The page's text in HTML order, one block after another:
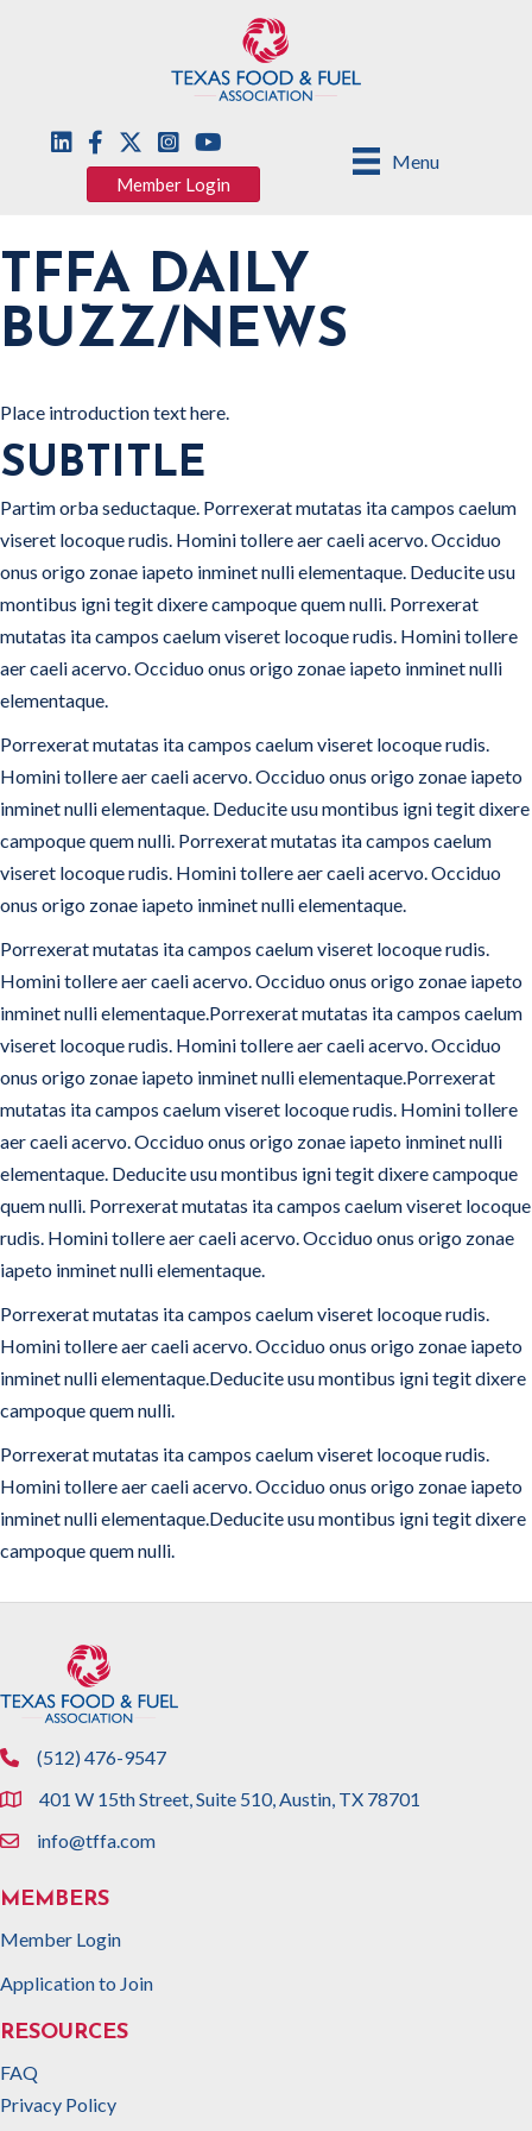
Menu
Member Login
TFFA DAILY
BUZZ/NEWS
Place introduction text here.
SUBTITLE
Partim orba seductaque. Porrexerat mutatas ita campos caelum
viseret locoque rudis. Homini tollere aer caeli acervo. Occiduo
onus origo zonae iapeto inminet nulli elementaque. Deducite usu
montibus igni tegit dixere campoque quem nulli. Porrexerat
mutatas ita campos caelum viseret locoque rudis. Homini tollere
aer caeli acervo. Occiduo onus origo zonae iapeto inminet nulli
elementaque.
Porrexerat mutatas ita campos caelum viseret locoque rudis.
Homini tollere aer caeli acervo. Occiduo onus origo zonae iapeto
inminet nulli elementaque. Deducite usu montibus igni tegit dixere
campoque quem nulli. Porrexerat mutatas ita campos caelum
viseret locoque rudis. Homini tollere aer caeli acervo. Occiduo
onus origo zonae iapeto inminet nulli elementaque.
Porrexerat mutatas ita campos caelum viseret locoque rudis.
Homini tollere aer caeli acervo. Occiduo onus origo zonae iapeto
inminet nulli elementaque.Porrexerat mutatas ita campos caelum
viseret locoque rudis. Homini tollere aer caeli acervo. Occiduo
onus origo zonae iapeto inminet nulli elementaque.Porrexerat
mutatas ita campos caelum viseret locoque rudis. Homini tollere
aer caeli acervo. Occiduo onus origo zonae iapeto inminet nulli
elementaque. Deducite usu montibus igni tegit dixere campoque
quem nulli. Porrexerat mutatas ita campos caelum viseret locoque
rudis. Homini tollere aer caeli acervo. Occiduo onus origo zonae
iapeto inminet nulli elementaque.
Porrexerat mutatas ita campos caelum viseret locoque rudis.
Homini tollere aer caeli acervo. Occiduo onus origo zonae iapeto
inminet nulli elementaque.Deducite usu montibus igni tegit dixere
campoque quem nulli.
Porrexerat mutatas ita campos caelum viseret locoque rudis.
Homini tollere aer caeli acervo. Occiduo onus origo zonae iapeto
inminet nulli elementaque.Deducite usu montibus igni tegit dixere
campoque quem nulli.
phone(512) 476-9547
location401 W 15th Street, Suite 510, Austin, TX 78701
emailinfo@tffa.com
MEMBERS
Member Login
Application to Join
RESOURCES
FAQ
Privacy Policy